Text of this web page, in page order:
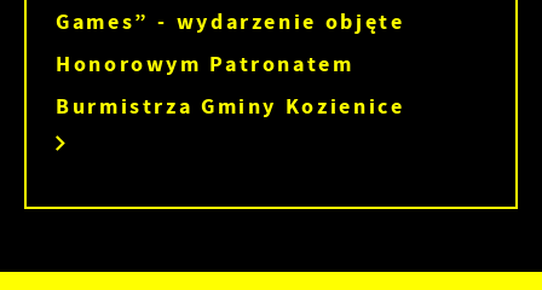
Games” - wydarzenie objęte
Honorowym Patronatem
Burmistrza Gminy Kozienice